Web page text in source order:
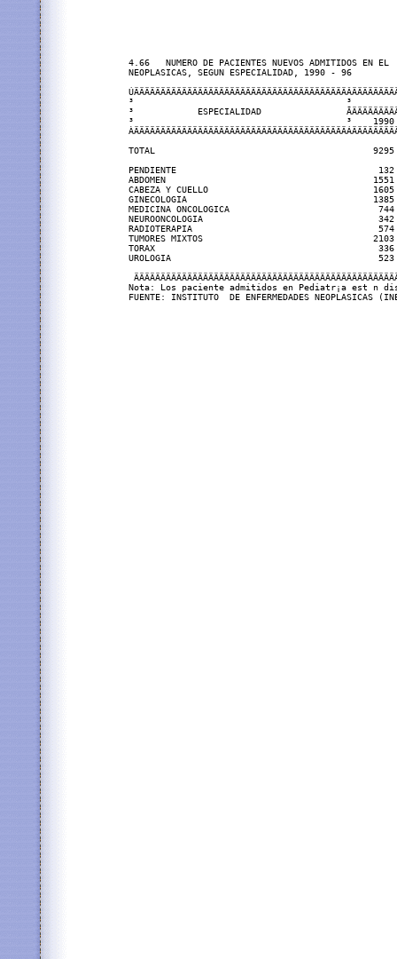
4.66   NUMERO DE PACIENTES NUEVOS ADMITIDOS EN EL
NEOPLASICAS, SEGUN ESPECIALIDAD, 1990 - 96
³                                        ³
³            ESPECIALIDAD
³                                        ³    1990   ³
TOTAL                                         9295
PENDIENTE
ABDOMEN
CABEZA Y CUELLO
GINECOLOGIA
MEDICINA ONCOLOGICA
NEUROONCOLOGIA
RADIOTERAPIA
TUMORES MIXTOS
TORAX                                          336
UROLOGIA
Nota: Los paciente admitidos en Pediatr¡a est n